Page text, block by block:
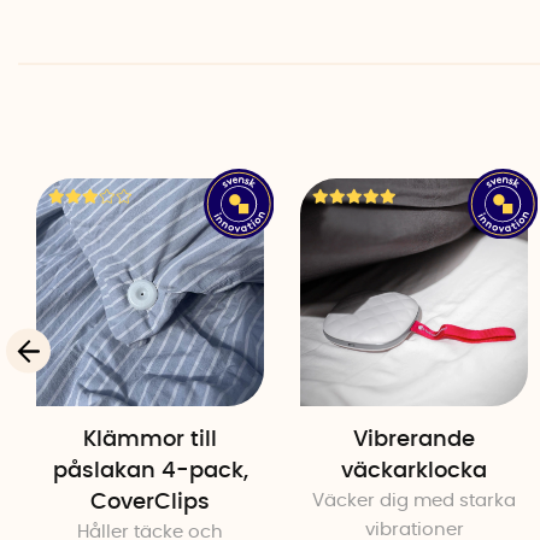
Klämmor till
påslakan 4-pack,
CoverClips
Håller täcke och
Vibrerande
väckarklocka
Väcker dig med starka
vibrationer